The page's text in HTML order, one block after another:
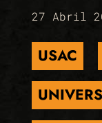
27 Abril
USAC